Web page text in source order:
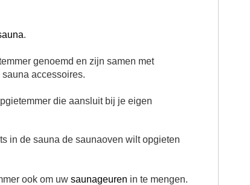
.
genoemd en zijn samen met
accessoires.
die aansluit bij je eigen
in de sauna de saunaoven wilt opgieten
ook om uw saunageuren in te mengen.